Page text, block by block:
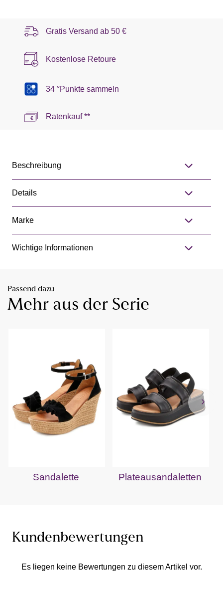
Gratis Versand ab 50 €
Kostenlose Retoure
34 °Punkte sammeln
Ratenkauf **
Beschreibung
Details
Marke
Wichtige Informationen
Passend dazu
Mehr aus der Serie
Sandalette Plateausandaletten
Kundenbewertungen
Es liegen keine Bewertungen zu diesem Artikel vor.